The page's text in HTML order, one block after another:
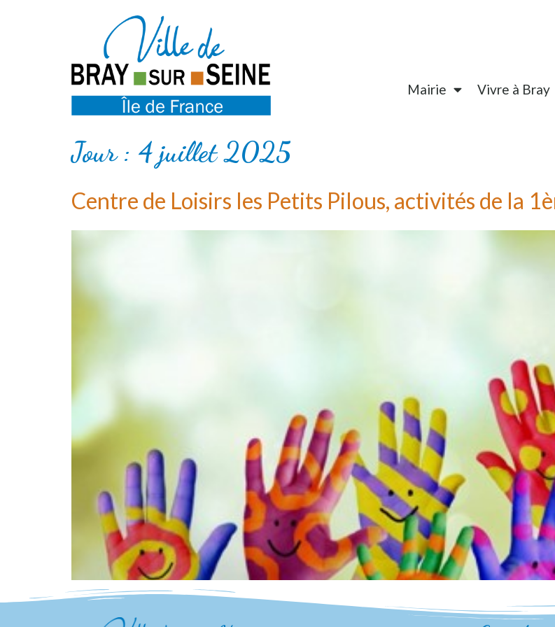
Mairie Vivre à Bray
Jour : 4 juillet 2025
Centre de Loisirs les Petits Pilous, activités de la